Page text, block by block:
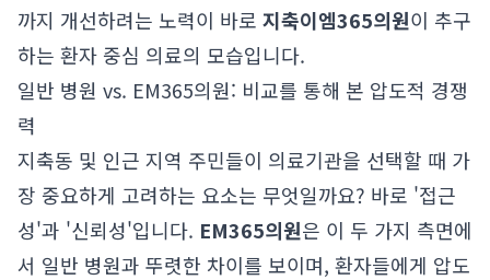
까지 개선하려는 노력이 바로 지축이엠365의원이 추구
하는 환자 중심 의료의 모습입니다.
일반 병원 vs. EM365의원: 비교를 통해 본 압도적 경쟁
력
지축동 및 인근 지역 주민들이 의료기관을 선택할 때 가
장 중요하게 고려하는 요소는 무엇일까요? 바로 '접근
성'과 '신뢰성'입니다. EM365의원은 이 두 가지 측면에
서 일반 병원과 뚜렷한 차이를 보이며, 환자들에게 압도